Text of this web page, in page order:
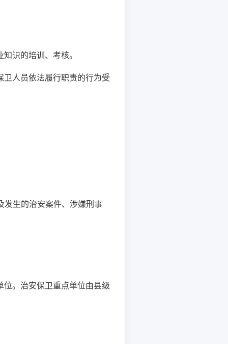
识的培训、考核。
人员依法履行职责的行为受
发生的治安案件、涉嫌刑事
。治安保卫重点单位由县级